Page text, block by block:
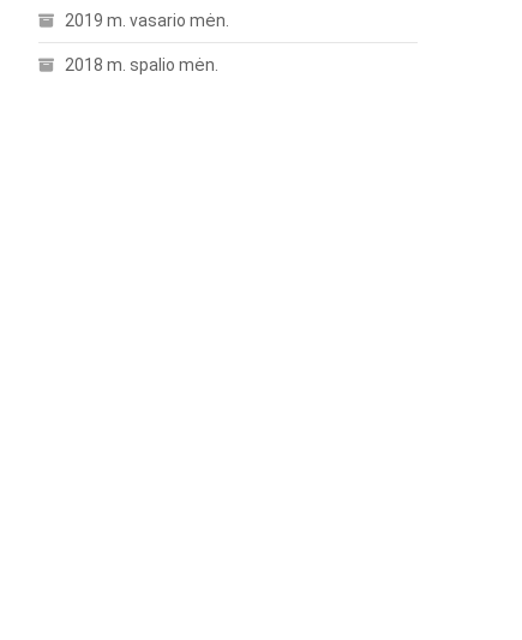
2019 m. vasario mėn.
2018 m. spalio mėn.